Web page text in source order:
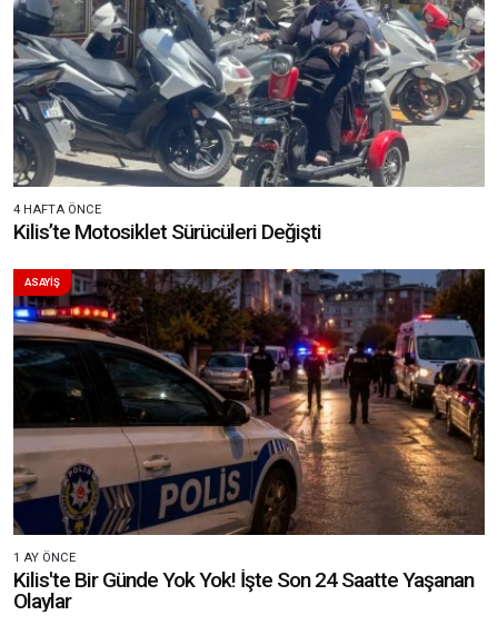
4 HAFTA ÖNCE
Kilis’te Motosiklet Sürücüleri Değişti
ASAYİŞ
1 AY ÖNCE
Kilis'te Bir Günde Yok Yok! İşte Son 24 Saatte Yaşanan
Olaylar